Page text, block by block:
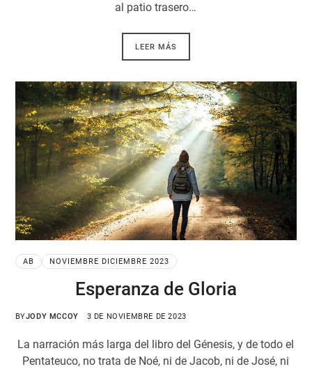
al patio trasero…
LEER MÁS
AB NOVIEMBRE DICIEMBRE 2023
Esperanza de Gloria
BYJODY MCCOY 3 DE NOVIEMBRE DE 2023
La narración más larga del libro del Génesis, y de todo el
Pentateuco, no trata de Noé, ni de Jacob, ni de José, ni